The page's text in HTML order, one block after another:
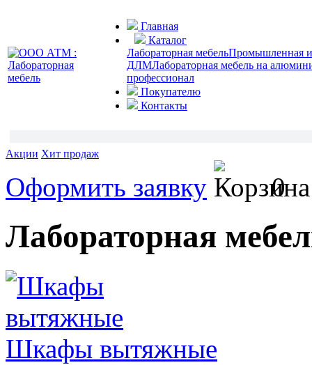
Главная
Каталог
Лабораторная мебельПромышленная и
ДЛМЛабораторная мебель на
профессионал
Покупателю
Контакты
Акции Хит продаж
Оформить заявку 0
Лабораторная
Шкафы вытяжные